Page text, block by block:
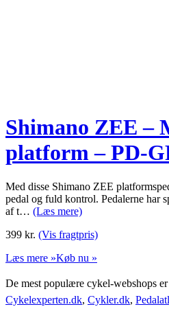
Shimano ZEE –
platform – PD-
Med disse Shimano ZEE
pedal og fuld kontrol. Pedalerne har
af t… (Læs mere)
399 kr. (Vis fragtpris)
Læs mere »Køb nu »
De mest populære cykel-webshops
Cykelexperten.dk, Cykler.dk,